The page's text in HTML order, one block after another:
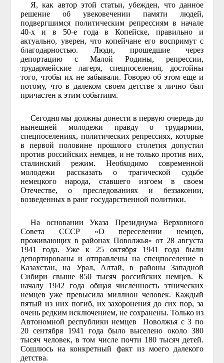
Я, как автор этой статьи, убежден, что данное
решение об увековечении памяти людей,
подвергшимся политическим репрессиям в начале
40-х и в 50-е года в Копейске, правильно и
актуально, уверен, что копейчане его воспримут с
благодарностью. Люди, прошедшие через
депортацию с Малой Родины, репрессии,
трудармейские лагеря, спецпоселения, достойны
того, чтобы их не забывали. Говорю об этом еще и
потому, что в далеком своем детстве я лично был
причастен к этим событиям.
Сегодня мы должны донести в первую очередь до
нынешней молодежи правду о трудармии,
спецпоселениях, политических репрессиях, которые
в первой половине прошлого столетия допустил
против российских немцев, и не только против них,
сталинский режим. Необходимо современной
молодежи рассказать о трагической судьбе
немецкого народа, ставшего изгоем в своем
Отечестве, о преследованиях и беззаконии,
возведенных в ранг государственной политики.
На основании Указа Президиума Верховного
Совета СССР «О переселении немцев,
проживающих в районах Поволжья» от 28 августа
1941 года. Уже к 25 октября 1941 года были
депортированы и отправлены на спецпоселение в
Казахстан, на Урал, Алтай, в районы Западной
Сибири свыше 850 тысяч российских немцев. К
началу 1942 года общая численность этнических
немцев уже превысила миллион человек. Каждый
пятый из них погиб, их захоронения до сих пор, за
очень редким исключением, не сохранены. Только из
Автономной республики немцев Поволжья с 3 по
20 сентября 1941 года было выселено около 380
тысяч человек, в том числе почти 180 тысяч детей.
Сошлюсь на конкретный факт из моего далекого
детства.